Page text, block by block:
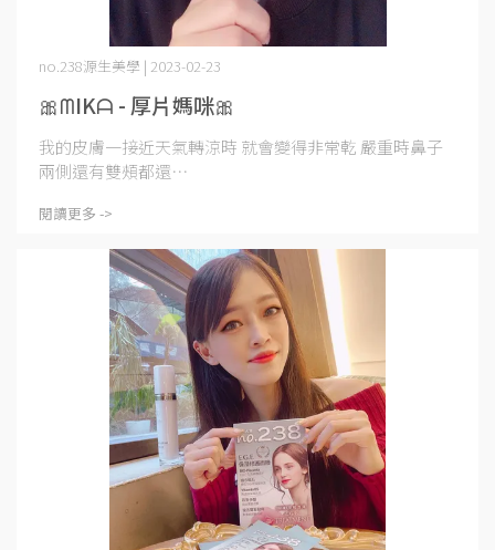
🎀ᗰIKᗩ - 厚片媽咪🎀
no.238源生美學 | 2023-02-23
我的皮膚一接近天氣轉涼時 就會變得非常乾 嚴重時鼻子
兩側還有雙頰都還⋯
閱讀更多 ->